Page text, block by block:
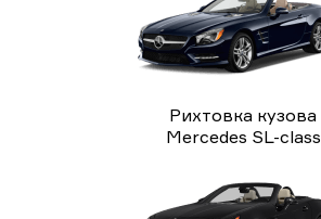
Рихтовка кузова
Mercedes SL-class